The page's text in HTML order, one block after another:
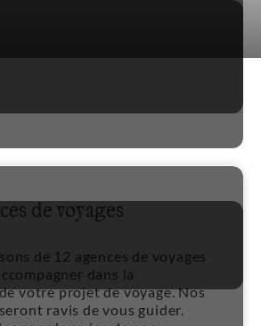
de voyages
de 12 agences de voyages
dans la
votre projet de voyage. Nos
ravis de vous guider.